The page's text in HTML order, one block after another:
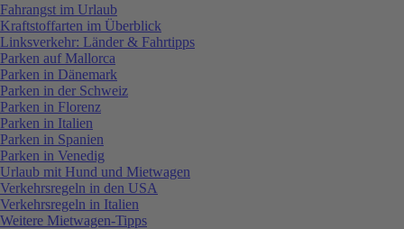
Fahrangst im Urlaub
Kraftstoffarten im Überblick
Linksverkehr: Länder & Fahrtipps
Parken auf Mallorca
Parken in Dänemark
Parken in der Schweiz
Parken in Florenz
Parken in Italien
Parken in Spanien
Parken in Venedig
Urlaub mit Hund und Mietwagen
Verkehrsregeln in den USA
Verkehrsregeln in Italien
Weitere Mietwagen-Tipps